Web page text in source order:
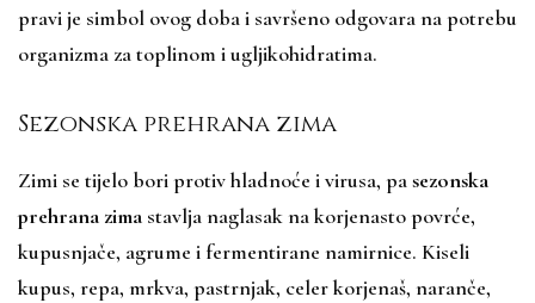
pravi je simbol ovog doba i savršeno odgovara na potrebu
organizma za toplinom i ugljikohidratima.
Sezonska prehrana zima
Zimi se tijelo bori protiv hladnoće i virusa, pasezonska
prehrana zima stavlja naglasak na korjenasto povrće,
kupusnjače, agrume i fermentirane namirnice. Kiseli
kupus, repa, mrkva, pastrnjak, celer korjenaš, naranče,